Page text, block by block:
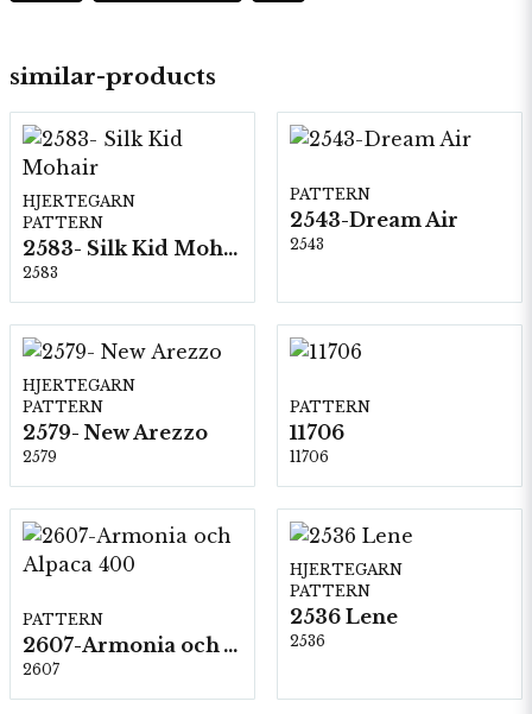
similar-products
HJERTEGARN
PATTERN
2583- Silk Kid Mohair
2583
PATTERN
2543-Dream Air
2543
HJERTEGARN
PATTERN
2579- New Arezzo
2579
PATTERN
11706
11706
PATTERN
2607-Armonia och Alpaca 400
2607
HJERTEGARN
PATTERN
2536 Lene
2536